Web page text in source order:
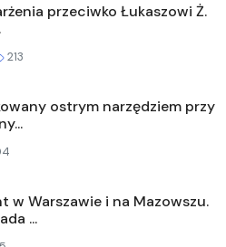
przeciwko Łukaszowi Ż.
213
ostrym narzędziem przy
w Warszawie i na Mazowszu.
...